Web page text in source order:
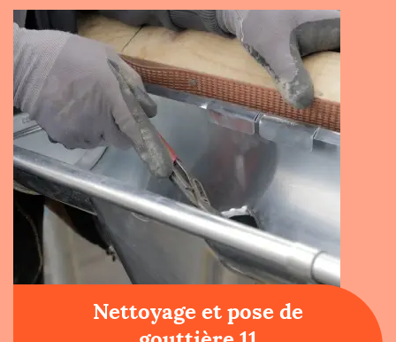
Nettoyage et pose de